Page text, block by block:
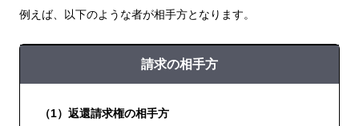
例えば、以下のような者が相手方となります。
請求の相手方
（1）返還請求権の相手方